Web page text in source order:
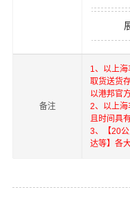
备注
1、以上海
取货送货
以港邦官
2、以上海
且时间具
3、【20
达等】各